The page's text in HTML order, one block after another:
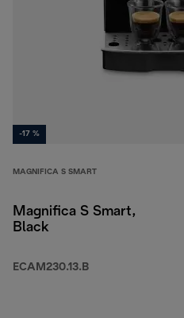
-17 %
MAGNIFICA S SMART
Magnifica S Smart,
Black
ECAM230.13.B